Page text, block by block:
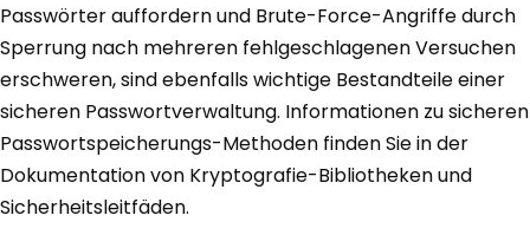
Passwörter auffordern und Brute-Force-Angriffe durch
Sperrung nach mehreren fehlgeschlagenen Versuchen
erschweren, sind ebenfalls wichtige Bestandteile einer
sicheren Passwortverwaltung. Informationen zu sicheren
Passwortspeicherungs-Methoden finden Sie in der
Dokumentation von Kryptografie-Bibliotheken und
Sicherheitsleitfäden.